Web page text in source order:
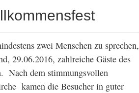
zwei Menschen zu sprechen,
29.06.2016, zahlreiche Gäste des
Nach dem stimmungsvollen
kamen die Besucher in guter